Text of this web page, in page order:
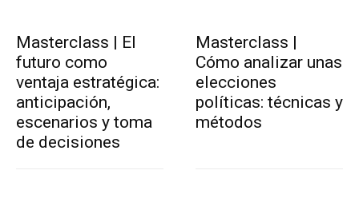
Masterclass | El
futuro como
ventaja estratégica:
anticipación,
escenarios y toma
de decisiones
Masterclass |
Cómo analizar unas
elecciones
políticas: técnicas y
métodos